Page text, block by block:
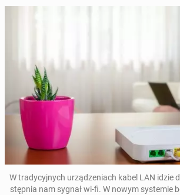
W tra­dy­cyj­nych urzą­dze­niach kabel LAN idzie
stęp­nia nam sygnał wi-fi. W nowym sys­te­mie